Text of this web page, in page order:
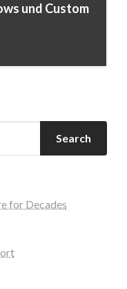
und Custom
Outdoor
Search
for Decades